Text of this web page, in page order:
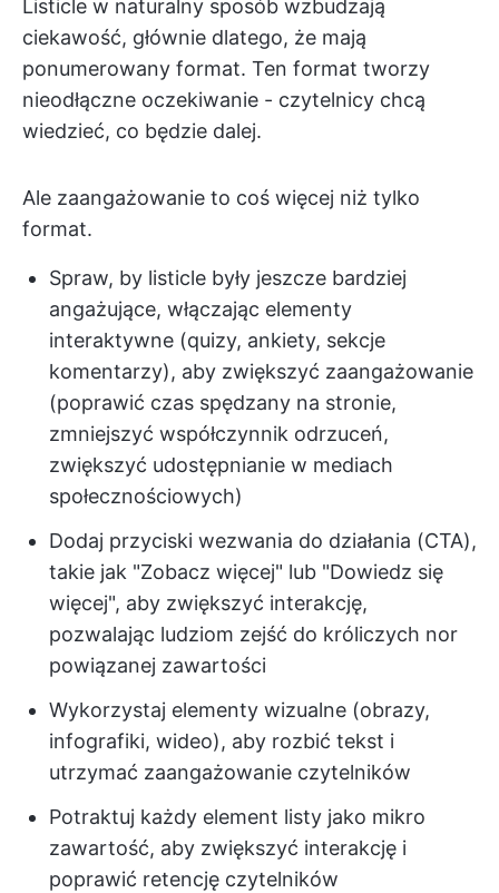
Listicle w naturalny sposób wzbudzają
ciekawość, głównie dlatego, że mają
ponumerowany format. Ten format tworzy
nieodłączne oczekiwanie - czytelnicy chcą
wiedzieć, co będzie dalej.
Ale zaangażowanie to coś więcej niż tylko
format.
Spraw, by listicle były jeszcze bardziej
angażujące, włączając elementy
interaktywne (quizy, ankiety, sekcje
komentarzy), aby zwiększyć zaangażowanie
(poprawić czas spędzany na stronie,
zmniejszyć współczynnik odrzuceń,
zwiększyć udostępnianie w mediach
społecznościowych)
Dodaj przyciski wezwania do działania (CTA),
takie jak "Zobacz więcej" lub "Dowiedz się
więcej", aby zwiększyć interakcję,
pozwalając ludziom zejść do króliczych nor
powiązanej zawartości
Wykorzystaj elementy wizualne (obrazy,
infografiki, wideo), aby rozbić tekst i
utrzymać zaangażowanie czytelników
Potraktuj każdy element listy jako mikro
zawartość, aby zwiększyć interakcję i
poprawić retencję czytelników